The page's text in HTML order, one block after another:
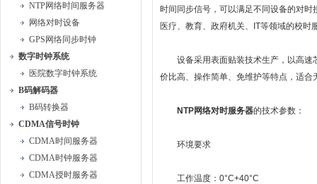
NTP网络时间服务器
网络对时设备
GPS网络同步时钟
数字时钟系统
医院数字时钟系统
B码解码器
B码转换器
CDMA信号时钟
CDMA时间服务器
CDMA时钟服务器
CDMA授时服务器
时间同步信号，可以满足不同设备的对
医疗、教育、政府机关、IT等领域的校时
设备采用表面贴装技术生产，以高速
价比高、操作简单、免维护等特点，适合
NTP网络对时服务器的技术参数：
环境要求
工作温度：0°C+40°C